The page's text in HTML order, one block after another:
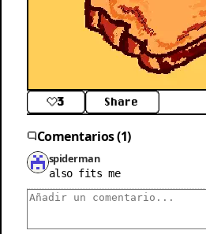
3 Share
Comentarios (1)
spiderman
also fits me